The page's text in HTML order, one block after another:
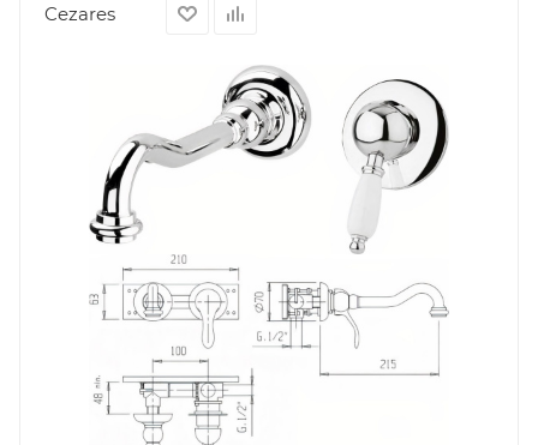
Cezares